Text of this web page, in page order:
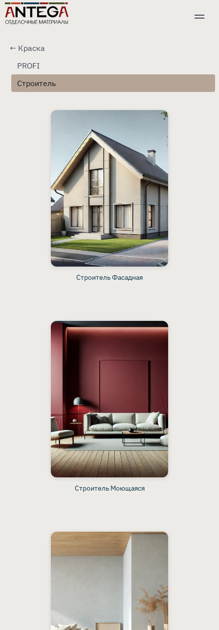
← Краска
PROFI
Строитель
Строитель Фасадная
Строитель Моющаяся